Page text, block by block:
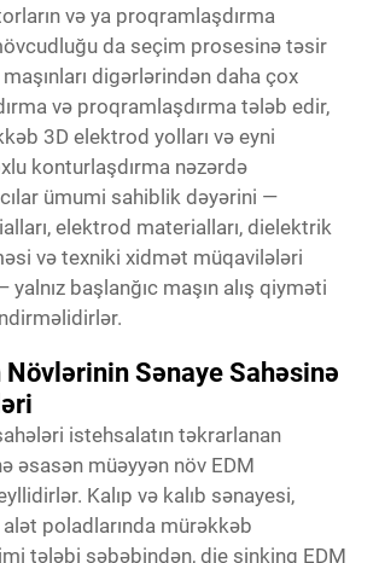
və ya proqramlaşdırma
da seçim prosesinə təsir
digərlərindən daha çox
və proqramlaşdırma tələb edir,
3D elektrod yolları və eyni
konturlaşdırma nəzərdə
ümumi sahiblik dəyərini —
elektrod materialları, dielektrik
və texniki xidmət müqavilələri
başlanğıc maşın alış qiyməti
Növlərinin Sənaye Sahəsinə
istehsalatın təkrarlanan
əsasən müəyyən növ EDM
Kalıp və kalıb sənayesi,
poladlarında mürəkkəb
tələbi səbəbindən, die sinking EDM